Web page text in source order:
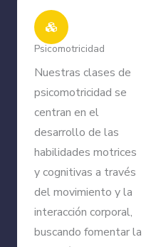
Psicomotricidad
Nuestras clases de
psicomotricidad se
centran en el
desarrollo de las
habilidades motrices
y cognitivas a través
del movimiento y la
interacción corporal,
buscando fomentar la